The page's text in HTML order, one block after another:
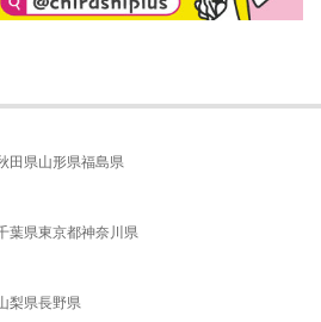
田県山形県福島県
葉県東京都神奈川県
梨県長野県